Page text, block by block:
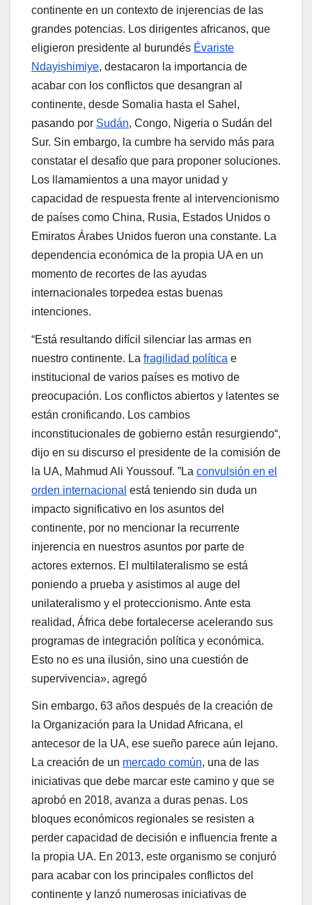
continente en un contexto de injerencias de las
grandes potencias. Los dirigentes africanos, que
eligieron presidente al burundés Évariste
Ndayishimiye, destacaron la importancia de
acabar con los conflictos que desangran al
continente, desde Somalia hasta el Sahel,
pasando por Sudán, Congo, Nigeria o Sudán del
Sur. Sin embargo, la cumbre ha servido más para
constatar el desafío que para proponer soluciones.
Los llamamientos a una mayor unidad y
capacidad de respuesta frente al intervencionismo
de países como China, Rusia, Estados Unidos o
Emiratos Árabes Unidos fueron una constante. La
dependencia económica de la propia UA en un
momento de recortes de las ayudas
internacionales torpedea estas buenas
intenciones.
“Está resultando difícil silenciar las armas en
nuestro continente. La fragilidad política e
institucional de varios países es motivo de
preocupación. Los conflictos abiertos y latentes se
están cronificando. Los cambios
inconstitucionales de gobierno están resurgiendo“,
dijo en su discurso el presidente de la comisión de
la UA, Mahmud Ali Youssouf. ”La convulsión en el
orden internacional está teniendo sin duda un
impacto significativo en los asuntos del
continente, por no mencionar la recurrente
injerencia en nuestros asuntos por parte de
actores externos. El multilateralismo se está
poniendo a prueba y asistimos al auge del
unilateralismo y el proteccionismo. Ante esta
realidad, África debe fortalecerse acelerando sus
programas de integración política y económica.
Esto no es una ilusión, sino una cuestión de
supervivencia», agregó
Sin embargo, 63 años después de la creación de
la Organización para la Unidad Africana, el
antecesor de la UA, ese sueño parece aún lejano.
La creación de un mercado común, una de las
iniciativas que debe marcar este camino y que se
aprobó en 2018, avanza a duras penas. Los
bloques económicos regionales se resisten a
perder capacidad de decisión e influencia frente a
la propia UA. En 2013, este organismo se conjuró
para acabar con los principales conflictos del
continente y lanzó numerosas iniciativas de